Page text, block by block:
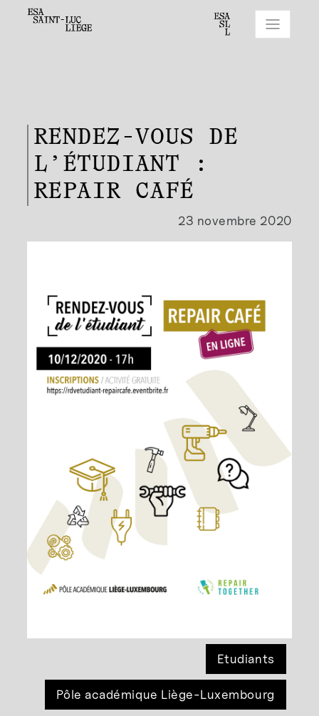
RENDEZ-VOUS DE
L’ÉTUDIANT :
REPAIR CAFÉ
23 novembre 2020
Etudiants
Pôle académique Liège-Luxembourg